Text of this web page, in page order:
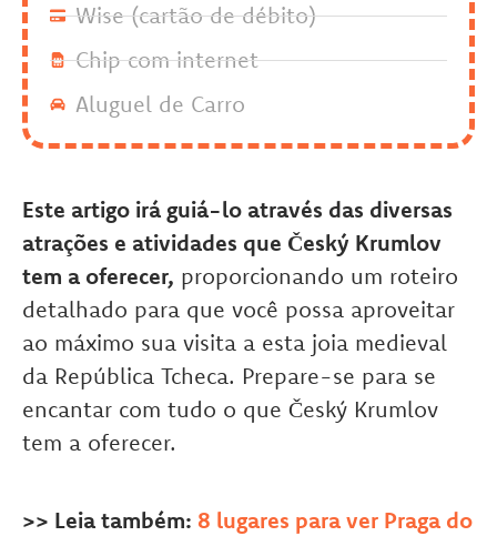
Wise (cartão de débito)
Chip com internet
Aluguel de Carro
Este artigo irá guiá-lo através das diversas
atrações e atividades que Český Krumlov
tem a oferecer, proporcionando um roteiro
detalhado para que você possa aproveitar
ao máximo sua visita a esta joia medieval
da República Tcheca. Prepare-se para se
encantar com tudo o que Český Krumlov
tem a oferecer.
>> Leia também: 8 lugares para ver Praga do